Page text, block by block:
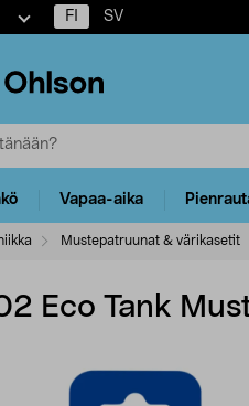
FI SV
Vapaa-aika
Mustepatruunat & värikasetit
Eco Tank